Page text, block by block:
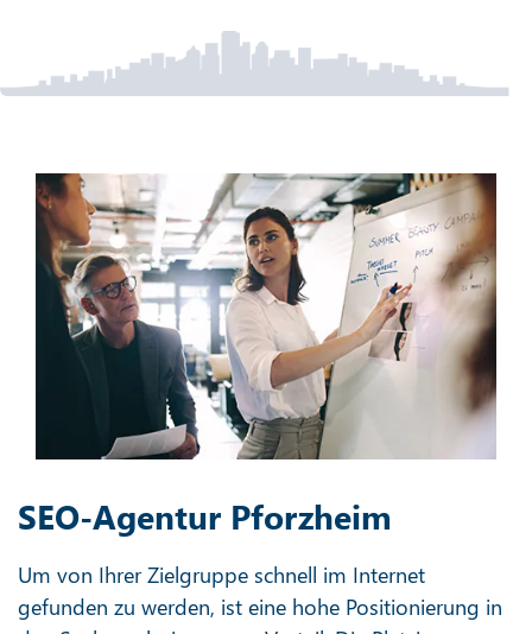
SEO-Agentur Pforzheim
Um von Ihrer Zielgruppe schnell im Internet
gefunden zu werden, ist eine hohe Positionierung in